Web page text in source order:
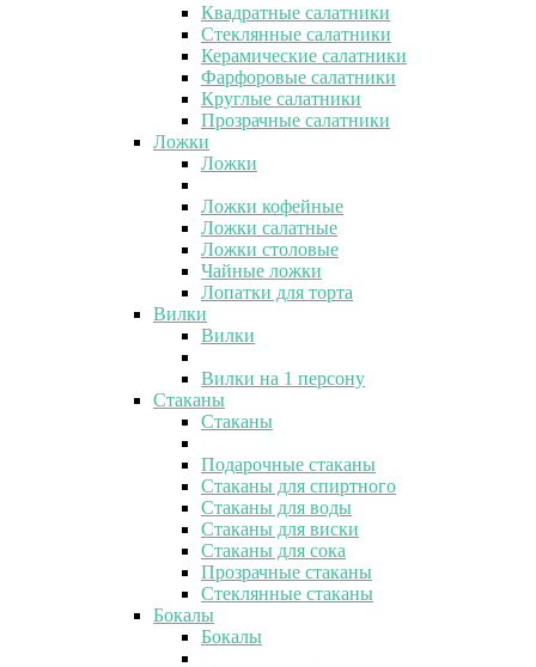
Квадратные салатники
Стеклянные салатники
Керамические салатники
Фарфоровые салатники
Круглые салатники
Прозрачные салатники
Ложки
Ложки
Ложки кофейные
Ложки салатные
Ложки столовые
Чайные ложки
Лопатки для торта
Вилки
Вилки
Вилки на 1 персону
Стаканы
Стаканы
Подарочные стаканы
Стаканы для спиртного
Стаканы для воды
Стаканы для виски
Стаканы для сока
Прозрачные стаканы
Стеклянные стаканы
Бокалы
Бокалы